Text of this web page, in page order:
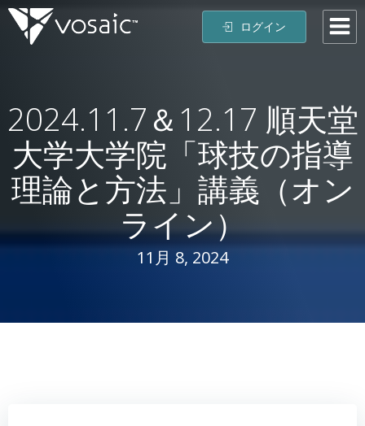
へ
キ
ログイン
2024.11.7＆12.17 順天堂
大学大学院「球技の指導
理論と方法」講義（オン
ライン）
11月 8, 2024